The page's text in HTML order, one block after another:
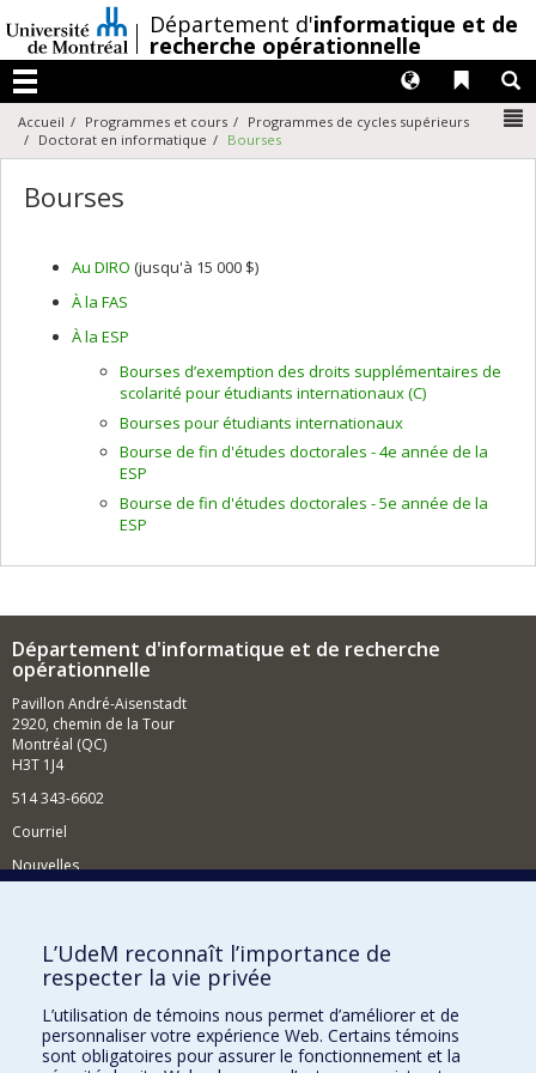
au
contenu
/Département d'informatique et de
recherche opérationnelle
Menu
Liens
Langues
Accueil Programmes et cours
Programmes de cycles supérieurs
Doctorat en informatique
Bourses
Bourses
Au DIRO (jusqu'à 15 000 $)
À la FAS
À la ESP
Bourses d’exemption des droits supplémentaires de
scolarité pour étudiants internationaux (C)
Bourses pour étudiants internationaux
Bourse de fin d'études doctorales - 4e année de la
ESP
Bourse de fin d'études doctorales - 5e année de la
ESP
Département d'informatique et de recherche
opérationnelle
Pavillon André-Aisenstadt
2920, chemin de la Tour
Montréal (QC)
H3T 1J4
514 343-6602
Courriel
Nouvelles
Comment soutenir le Département?
BESOIN D'AIDE?
Plan du site
Signaler une erreur
L’UdeM reconnaît l’importance de
respecter la vie privée
L’utilisation de témoins nous permet d’améliorer et de
personnaliser votre expérience Web. Certains témoins
sont obligatoires pour assurer le fonctionnement et la